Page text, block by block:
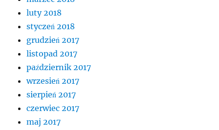
luty 2018
styczeń 2018
grudzień 2017
listopad 2017
październik 2017
wrzesień 2017
sierpień 2017
czerwiec 2017
maj 2017